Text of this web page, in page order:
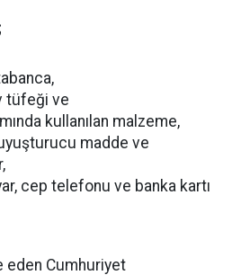
tüfeği ve
kullanılan malzeme,
madde ve
cep telefonu ve banka kartı
eden Cumhuriyet